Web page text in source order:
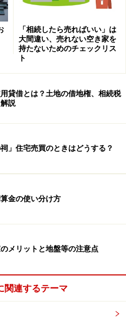
「相続したら売ればいい」は
大間違い、売れない空き家を
持たないためのチェックリス
ト
貸借とは？土地の借地権、相続税
説
祠」住宅売買のときはどうする？
金の使い分け方
メリットと地盤等の注意点
関連するテーマ